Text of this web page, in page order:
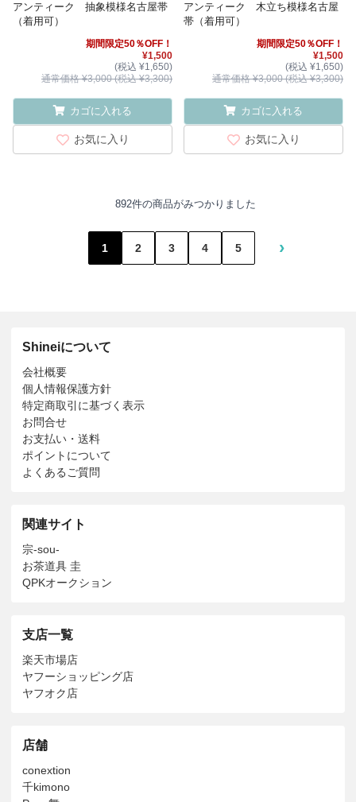
アンティーク 抽象模様名古屋帯
（着用可）
期間限定50％OFF！
¥1,500
(税込 ¥1,650)
通常価格 ¥3,000 (税込 ¥3,300)
カゴに入れる
お気に入り
アンティーク 木立ち模様名古屋
帯（着用可）
期間限定50％OFF！
¥1,500
(税込 ¥1,650)
通常価格 ¥3,000 (税込 ¥3,300)
カゴに入れる
お気に入り
892件の商品がみつかりました
1 2 3 4 5 ›
Shineiについて
会社概要
個人情報保護方針
特定商取引に基づく表示
お問合せ
お支払い・送料
ポイントについて
よくあるご質問
関連サイト
宗-sou-
お茶道具 圭
QPKオークション
支店一覧
楽天市場店
ヤフーショッピング店
ヤフオク店
店舗
conextion
千kimono